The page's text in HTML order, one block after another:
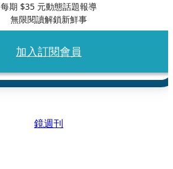
每期 $35 元動態話題報導
無限閱讀解鎖新鮮事
加入訂閱會員
鏡週刊